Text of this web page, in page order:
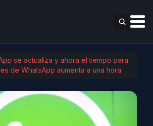
se actualiza y ahora el tiempo para
de WhatsApp aumenta a una hora